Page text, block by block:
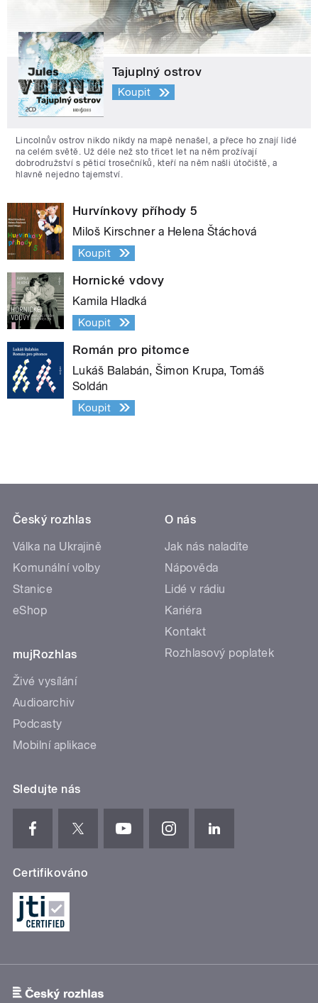
Tajuplný ostrov
Koupit
Lincolnův ostrov nikdo nikdy na mapě nenašel, a přece ho znají lidé
na celém světě. Už déle než sto třicet let na něm prožívají
dobrodružství s pěticí trosečníků, kteří na něm našli útočiště, a
hlavně nejedno tajemství.
Hurvínkovy příhody 5
Miloš Kirschner a Helena Štáchová
Koupit
Hornické vdovy
Kamila Hladká
Koupit
Román pro pitomce
Lukáš Balabán, Šimon Krupa, Tomáš
Soldán
Koupit
Český rozhlas
Válka na Ukrajině
Komunální volby
Stanice
eShop
mujRozhlas
Živé vysílání
Audioarchiv
Podcasty
Mobilní aplikace
O nás
Jak nás naladíte
Nápověda
Lidé v rádiu
Kariéra
Kontakt
Rozhlasový poplatek
Sledujte nás
Certifikováno